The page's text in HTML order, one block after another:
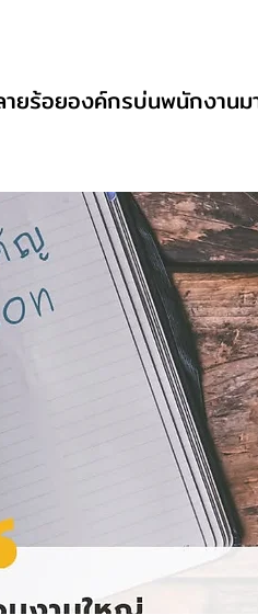
ายร้อยองค์กรบ่นพนักงาน